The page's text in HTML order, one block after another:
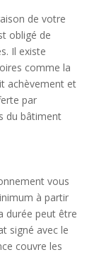
de votre
obligé de
Il existe
comme la
achèvement et
par
du bâtiment
vous
à partir
durée peut être
signé avec le
couvre les